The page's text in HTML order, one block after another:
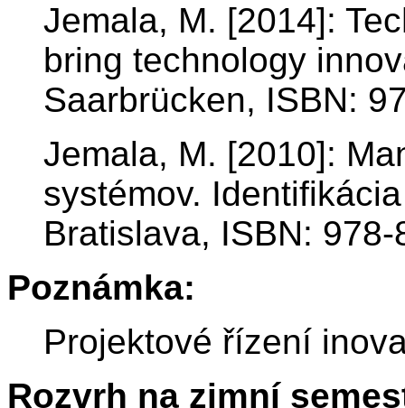
Jemala, M. [2014]:
bring technology
Saarbrücken, ISBN:
Jemala, M. [2010]:
systémov.
Bratislava, ISBN:
Poznámka:
Projektové řízení
Rozvrh na zimní